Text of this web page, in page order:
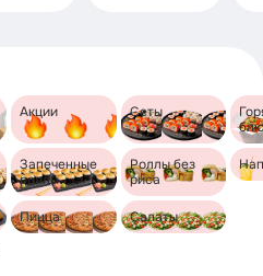
Акции Сеты
Запеченные
роллы
Роллы без
риса
Пицца Салаты